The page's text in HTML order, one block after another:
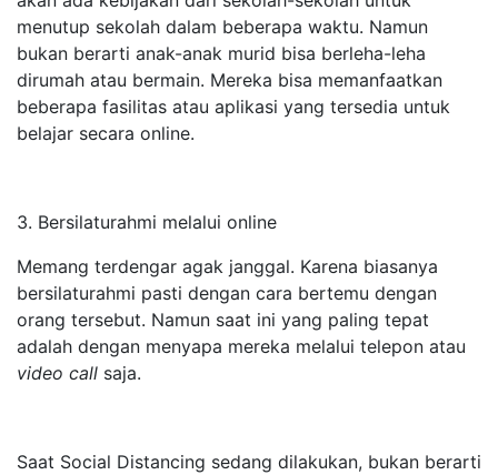
menutup sekolah dalam beberapa waktu. Namun
bukan berarti anak-anak murid bisa berleha-leha
dirumah atau bermain. Mereka bisa memanfaatkan
beberapa fasilitas atau aplikasi yang tersedia untuk
belajar secara online.
3. Bersilaturahmi melalui online
Memang terdengar agak janggal. Karena biasanya
bersilaturahmi pasti dengan cara bertemu dengan
orang tersebut. Namun saat ini yang paling tepat
adalah dengan menyapa mereka melalui telepon atau
video call saja.
Saat Social Distancing sedang dilakukan, bukan berarti